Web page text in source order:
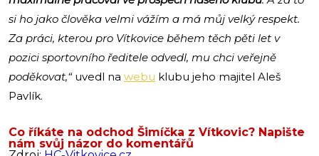
si ho jako člověka velmi vážím a má můj velký respekt.
Za práci, kterou pro Vítkovice během těch pěti let v
pozici sportovního ředitele odvedl, mu chci veřejně
poděkovat,“ uvedl na webu klubu jeho majitel Aleš
Pavlík.
Co říkáte na odchod Šimíčka z Vítkovic? Napište
nám svůj názor do komentářů